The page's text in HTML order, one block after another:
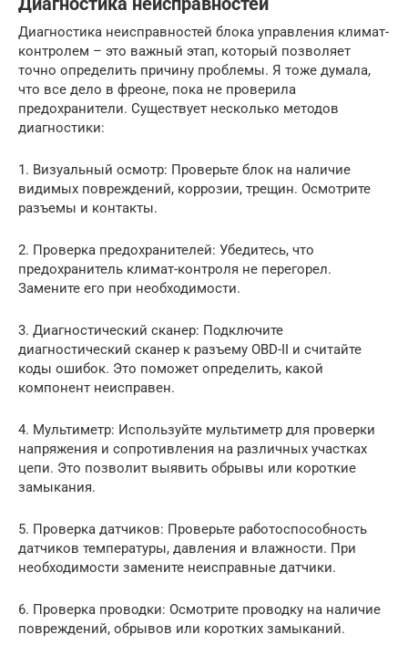
Диагностика неисправностей
Диагностика неисправностей блока управления климат-
контролем – это важный этап, который позволяет
точно определить причину проблемы. Я тоже думала,
что все дело в фреоне, пока не проверила
предохранители. Существует несколько методов
диагностики:
1. Визуальный осмотр: Проверьте блок на наличие
видимых повреждений, коррозии, трещин. Осмотрите
разъемы и контакты.
2. Проверка предохранителей: Убедитесь, что
предохранитель климат-контроля не перегорел.
Замените его при необходимости.
3. Диагностический сканер: Подключите
диагностический сканер к разъему OBD-II и считайте
коды ошибок. Это поможет определить, какой
компонент неисправен.
4. Мультиметр: Используйте мультиметр для проверки
напряжения и сопротивления на различных участках
цепи. Это позволит выявить обрывы или короткие
замыкания.
5. Проверка датчиков: Проверьте работоспособность
датчиков температуры, давления и влажности. При
необходимости замените неисправные датчики.
6. Проверка проводки: Осмотрите проводку на наличие
повреждений, обрывов или коротких замыканий.